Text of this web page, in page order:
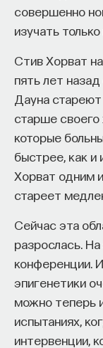
совершенно
изучать
Стив Хорват
пять лет
Дауна
старше своего
которые
быстрее, как
Хорват одним
стареет
Сейчас эта
разрослась.
конференции.
эпигенетики
можно теперь
испытаниях,
интервенции,